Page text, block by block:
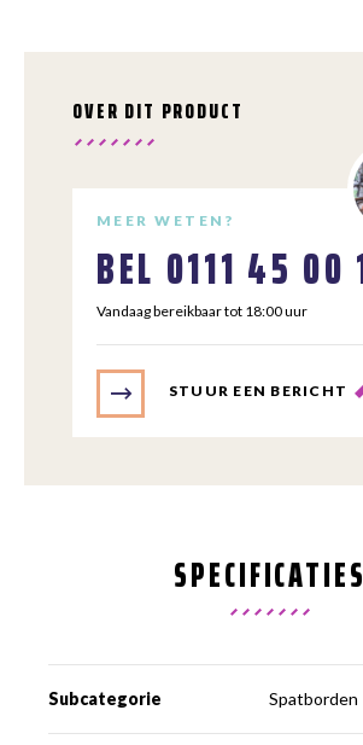
OVER DIT PRODUCT
MEER WETEN?
BEL 0111 45 00
Vandaag bereikbaar tot 18:00 uur
STUUR EEN BERICHT
SPECIFICATIES
Subcategorie Spatborden